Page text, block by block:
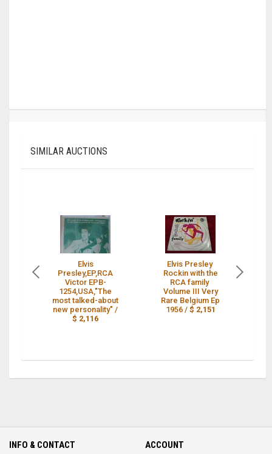
SIMILAR AUCTIONS
Elvis
Presley,EP,RCA
Victor EPB-
1254,USA,"The
most talked-about
new personality" /
$ 2,116
Elvis Presley
Rockin with the
RCA family
Volume III Very
Rare Belgium Ep
1956 / $ 2,151
INFO & CONTACT ACCOUNT